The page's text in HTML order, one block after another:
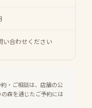
い合わせください
・ご相談は、店舗の公
森を通じたご予約には